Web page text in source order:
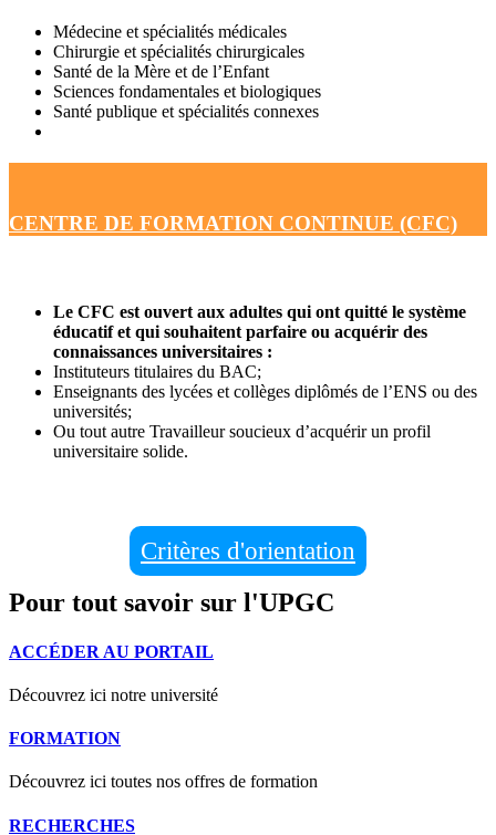
Médecine et spécialités médicales
Chirurgie et spécialités chirurgicales
Santé de la Mère et de l’Enfant
Sciences fondamentales et biologiques
Santé publique et spécialités connexes
CENTRE DE FORMATION CONTINUE (CFC)
Le CFC est ouvert aux adultes qui ont quitté le système
éducatif et qui souhaitent parfaire ou acquérir des
connaissances universitaires :
Instituteurs titulaires du BAC;
Enseignants des lycées et collèges diplômés de l’ENS ou des
universités;
Ou tout autre Travailleur soucieux d’acquérir un profil
universitaire solide.
Critères d'orientation
Pour tout savoir sur l'UPGC
ACCÉDER AU PORTAIL
Découvrez ici notre université
FORMATION
Découvrez ici toutes nos offres de formation
RECHERCHES